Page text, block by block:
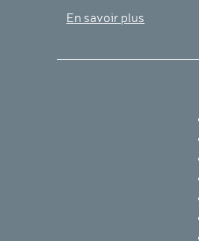
En savoir plus